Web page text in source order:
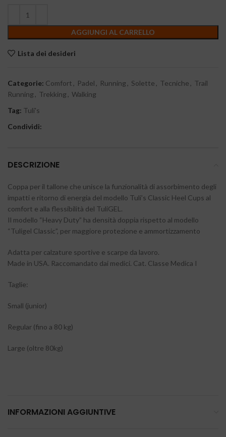
AGGIUNGI AL CARRELLO
Lista dei desideri
Categorie: Comfort , Padel , Running , Solette , Tecniche , Trail
Running , Trekking , Walking
Tag: Tuli's
Condividi:
DESCRIZIONE
Coppa per il tallone che unisce la funzionalità di assorbimento degli
impatti e ritorno di energia del modello Tuli’s Classic Heel Cups al
comfort e alla flessibilità del TuliGEL.
Il modello “Heavy Duty” ha densità doppia rispetto al modello
“Tuligel Classic”, per maggiore protezione e ammortizzamento
Adatta per calzature sportive e scarpe da lavoro.
Made in USA. Raccomandato dai medici. Cat. Classe Medica I
Taglie:
Small (junior)
Regular (fino a 80 kg)
Large (oltre 80kg)
INFORMAZIONI AGGIUNTIVE